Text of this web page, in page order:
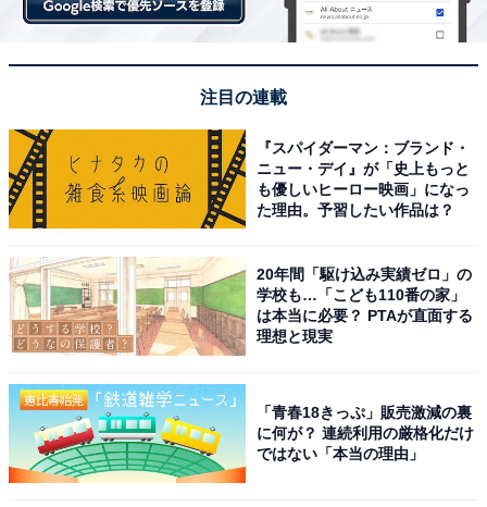
注目の連載
『スパイダーマン：ブランド・
ニュー・デイ』が「史上もっと
も優しいヒーロー映画」になっ
た理由。予習したい作品は？
20年間「駆け込み実績ゼロ」の
学校も…「こども110番の家」
は本当に必要？ PTAが直面する
理想と現実
「青春18きっぷ」販売激減の裏
に何が？ 連続利用の厳格化だけ
ではない「本当の理由」